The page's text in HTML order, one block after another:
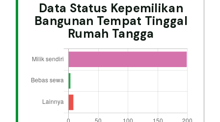
Data Status Kepemilikan
Bangunan Tempat Tinggal
Rumah Tangga